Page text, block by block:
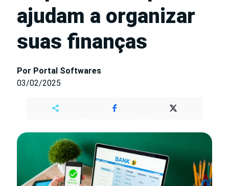
ajudam a organizar
suas finanças
Por Portal Softwares
03/02/2025